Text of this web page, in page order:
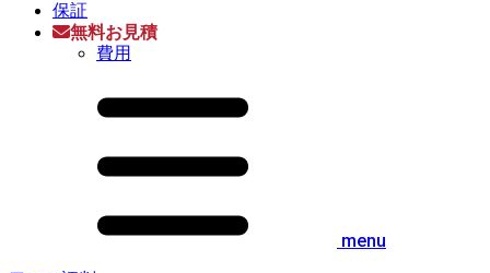
保証
無料お見積
費用
menu